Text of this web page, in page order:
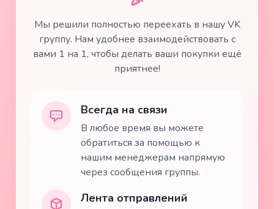
Мы решили полностью переехать в нашу VK
группу. Нам удобнее взаимодействовать с
вами 1 на 1, чтобы делать ваши покупки ещё
приятнее!
Всегда на связи
В любое время вы можете
обратиться за помощью к
нашим менеджерам напрямую
через сообщения группы.
Лента отправлений